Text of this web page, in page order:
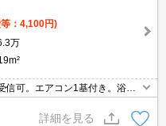
：4,100円)
万
可。エアコン1基付き。浴室
い焚き機能付きバス。NURO
クローゼット付き。
詳細を見る